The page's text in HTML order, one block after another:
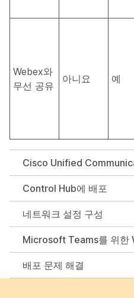
Webex와
무선 공유
아니요 예
Cisco Unified
Control Hub에 배포
네트워크 설정 구성
Microsoft Teams를 위한
배포 문제 해결